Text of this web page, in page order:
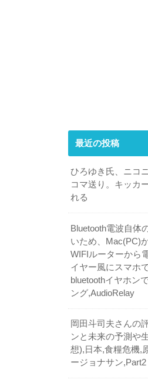
最近の投稿
ひろゆき氏、ニコ
コマ送り。キッカ
れる
Bluetooth電波自体
いため、Mac(PC)
WIFIルーターから
イヤー風にスマホ
bluetoothイヤホン
ング,AudioRelay
岡田斗司夫さんの
ンと未来の予測や
想),日本,食糧危機,
ージョナサン,Part2